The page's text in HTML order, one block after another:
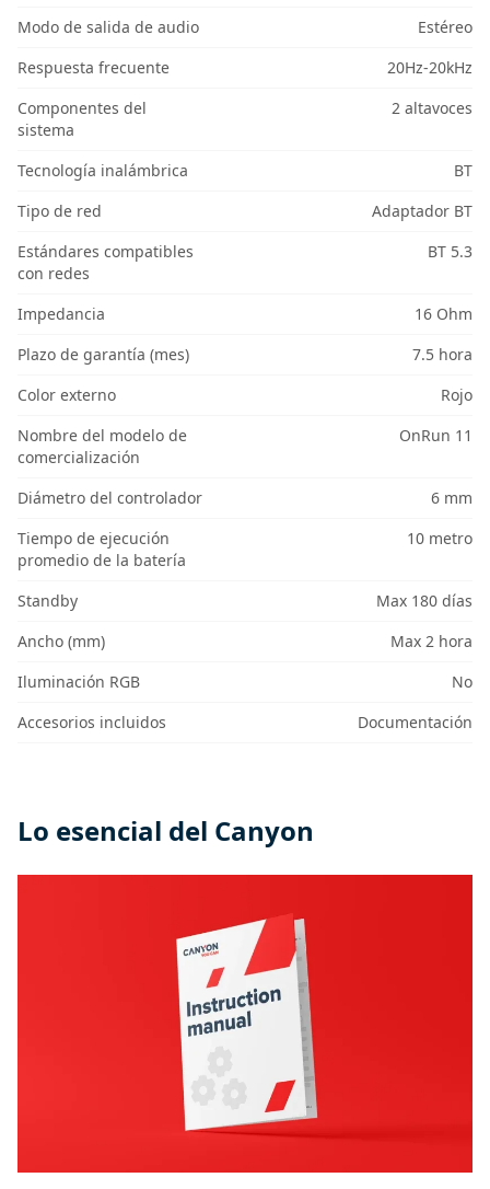
Modo de salida de audio
Estéreo
Respuesta frecuente
20Hz-20kHz
Componentes del
sistema
2 altavoces
Tecnología inalámbrica
BT
Tipo de red
Adaptador BT
Estándares compatibles
con redes
BT 5.3
Impedancia
16 Ohm
Plazo de garantía (mes)
7.5 hora
Color externo
Rojo
Nombre del modelo de
comercialización
OnRun 11
Diámetro del controlador
6 mm
Tiempo de ejecución
promedio de la batería
10 metro
Standby
Max 180 días
Ancho (mm)
Max 2 hora
Iluminación RGB
No
Accesorios incluidos
Documentación
Lo esencial del Canyon